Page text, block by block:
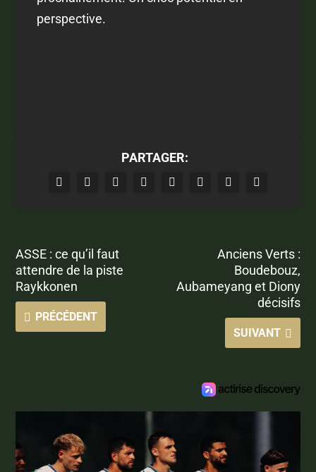
perspective.
PARTAGER:
ASSE : ce qu’il faut
attendre de la piste
Raykkonen
PRÉCÉDENT
Anciens Verts :
Boudebouz,
Aubameyang et Diony
décisifs
SUIVANT